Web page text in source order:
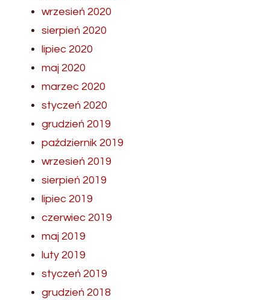
wrzesień 2020
sierpień 2020
lipiec 2020
maj 2020
marzec 2020
styczeń 2020
grudzień 2019
październik 2019
wrzesień 2019
sierpień 2019
lipiec 2019
czerwiec 2019
maj 2019
luty 2019
styczeń 2019
grudzień 2018